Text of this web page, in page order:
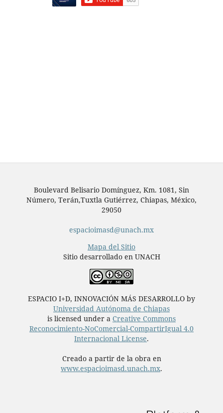
Boulevard Belisario Domínguez, Km. 1081, Sin
Número, Terán,Tuxtla Gutiérrez, Chiapas, México,
29050
espacioimasd@unach.mx
Mapa del Sitio
Sitio desarrollado en UNACH
ESPACIO I+D, INNOVACIÓN MÁS DESARROLLO by
Universidad Autónoma de Chiapas
is licensed under a Creative Commons
Reconocimiento-NoComercial-CompartirIgual 4.0
Internacional License.
Creado a partir de la obra en
www.espacioimasd.unach.mx.